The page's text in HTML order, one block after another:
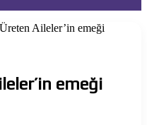
Aileler’in emeği
emeği